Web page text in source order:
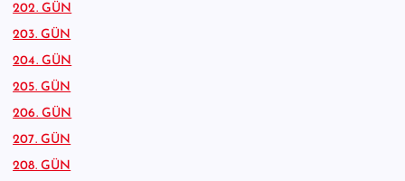
202. GÜN
203. GÜN
204. GÜN
205. GÜN
206. GÜN
207. GÜN
208. GÜN